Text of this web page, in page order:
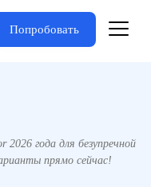
Попробовать
года для безупречной
прямо сейчас!